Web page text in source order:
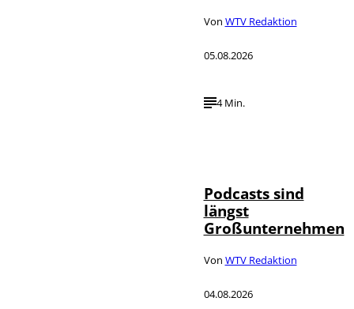
Von WTV Redaktion
05.08.2026
4 Min.
Podcasts sind
längst
Großunternehmen
Von WTV Redaktion
04.08.2026